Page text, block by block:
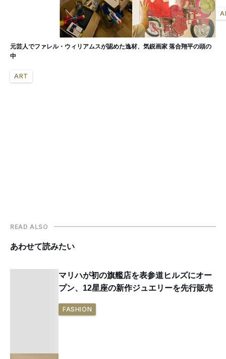
元芸人でファレル・ウィリアムスが認めた逸材、気鋭画家 落合翔平の頭の
中
ART
READ ALSO
あわせて読みたい
マリハが初の旗艦店を表参道ヒルズにオー
プン、12星座の新作ジュエリーを先行販売
FASHION